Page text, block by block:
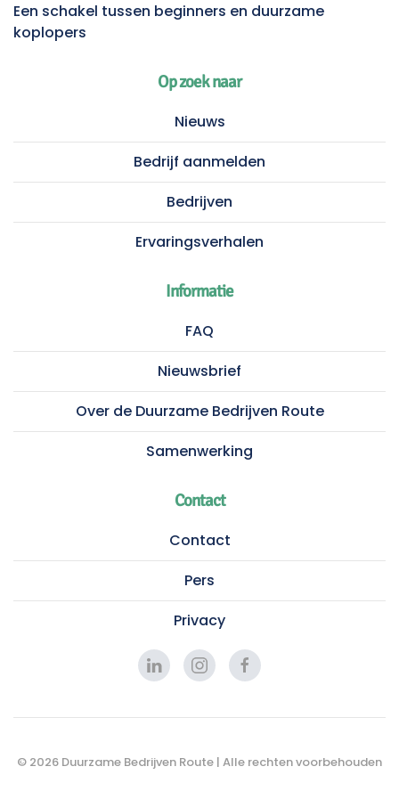
Een schakel tussen beginners en duurzame
koplopers
Op zoek naar
Nieuws
Bedrijf aanmelden
Bedrijven
Ervaringsverhalen
Informatie
FAQ
Nieuwsbrief
Over de Duurzame Bedrijven Route
Samenwerking
Contact
Contact
Pers
Privacy
© 2026 Duurzame Bedrijven Route | Alle rechten voorbehouden